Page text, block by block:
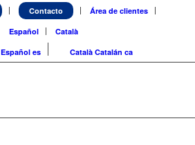
Contacto
Área de clientes
Español
Català
Español es Català Catalán ca